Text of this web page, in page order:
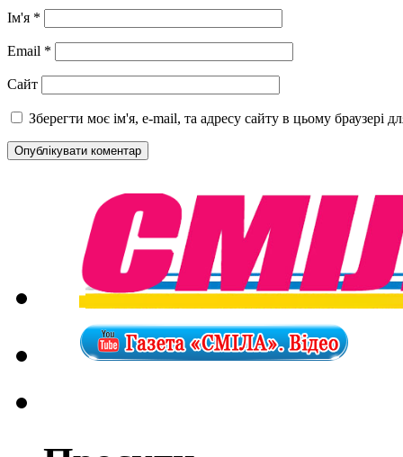
Ім'я *
Email *
Сайт
Зберегти моє ім'я, e-mail, та адресу сайту в цьому браузері